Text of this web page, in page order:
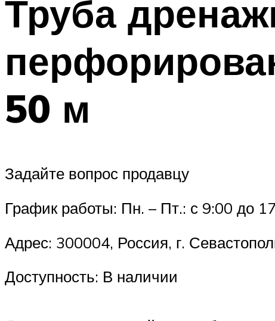
Труба
50 м
Задайте вопрос продавцу
График работы: Пн. – Пт.: с 9:00 до
Адрес: 300004, Россия, г.
Доступность: В наличии